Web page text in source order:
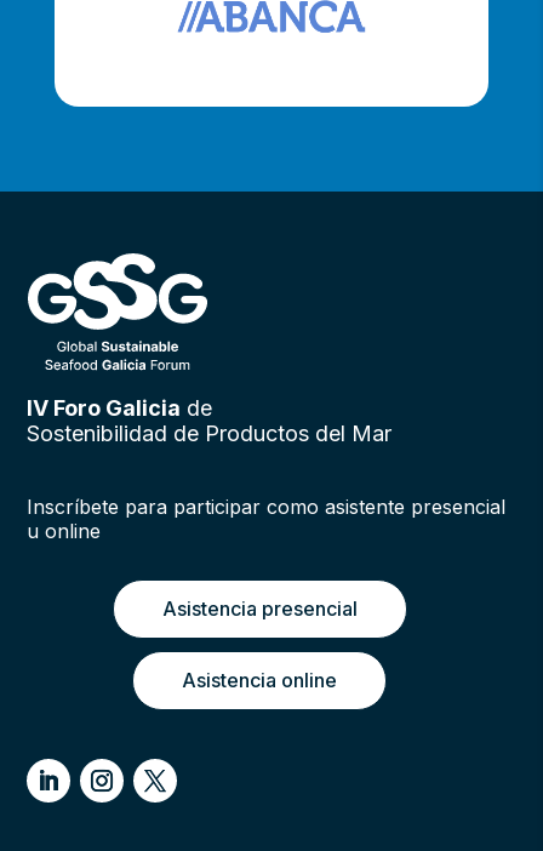
IV Foro Galicia de
Sostenibilidad de Productos del Mar
Inscríbete para participar como asistente presencial
u online
Asistencia presencial
Asistencia online